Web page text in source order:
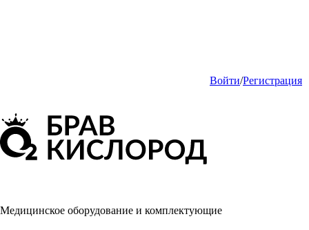
Войти/Регистрация
Медицинское оборудование и комплектующие